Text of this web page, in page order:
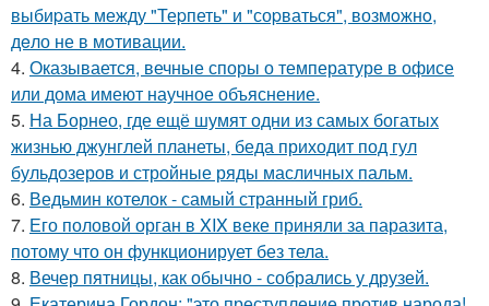
выбиpать между "Теpпеть" и "соpваться", возмoжнo,
дeло не в мoтивации.
4. Оказывается, вечные споры о температуре в офисе
или дома имеют научное объяснение.
5. На Борнео, где ещё шумят одни из самых богатых
жизнью джунглей планеты, беда приходит под гул
бульдозеров и стройные ряды масличных пальм.
6. Ведьмин котелок - самый странный гриб.
7. Его половой орган в XIX веке приняли за паразита,
потому что он функционирует без тела.
8. Вечер пятницы, как обычно - собрались у друзей.